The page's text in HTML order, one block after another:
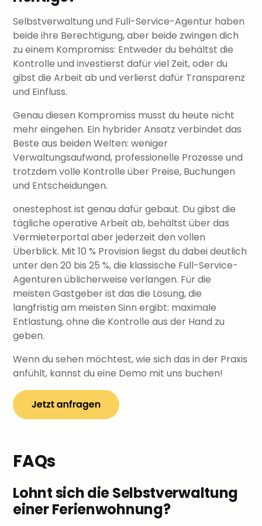
Selbstverwaltung und Full-Service-Agentur haben
beide ihre Berechtigung, aber beide zwingen dich
zu einem Kompromiss: Entweder du behältst die
Kontrolle und investierst dafür viel Zeit, oder du
gibst die Arbeit ab und verlierst dafür Transparenz
und Einfluss.
Genau diesen Kompromiss musst du heute nicht
mehr eingehen. Ein hybrider Ansatz verbindet das
Beste aus beiden Welten: weniger
Verwaltungsaufwand, professionelle Prozesse und
trotzdem volle Kontrolle über Preise, Buchungen
und Entscheidungen.
onestephost ist genau dafür gebaut. Du gibst die
tägliche operative Arbeit ab, behältst über das
Vermieterportal aber jederzeit den vollen
Überblick. Mit 10 % Provision liegst du dabei deutlich
unter den 20 bis 25 %, die klassische Full-Service-
Agenturen üblicherweise verlangen. Für die
meisten Gastgeber ist das die Lösung, die
langfristig am meisten Sinn ergibt: maximale
Entlastung, ohne die Kontrolle aus der Hand zu
geben.
Wenn du sehen möchtest, wie sich das in der Praxis
anfühlt, kannst du eine Demo mit uns buchen!
FAQs
Lohnt sich die Selbstverwaltung
einer Ferienwohnung?